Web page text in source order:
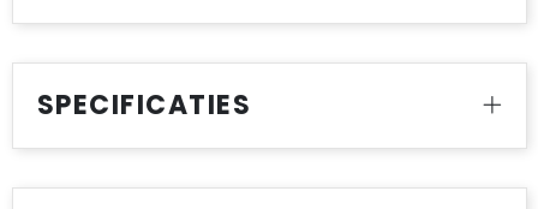
SPECIFICATIES